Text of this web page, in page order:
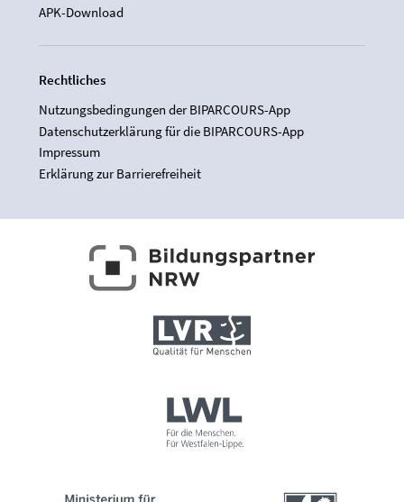
APK-Download
Rechtliches
Nutzungsbedingungen der BIPARCOURS-App
Datenschutzerklärung für die BIPARCOURS-App
Impressum
Erklärung zur Barrierefreiheit